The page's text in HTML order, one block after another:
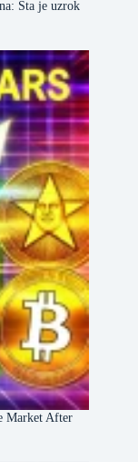
Šta je uzrok
Market After